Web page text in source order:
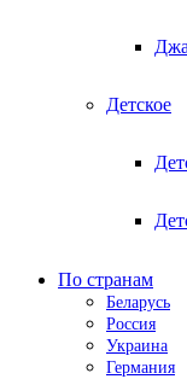
Детское
По странам
Беларусь
Россия
Украина
Германия